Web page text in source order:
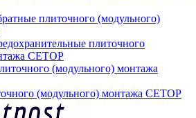
плиточного (модульного)
плиточного
CETOP
(модульного) монтажа
(модульного) монтажа CETOP